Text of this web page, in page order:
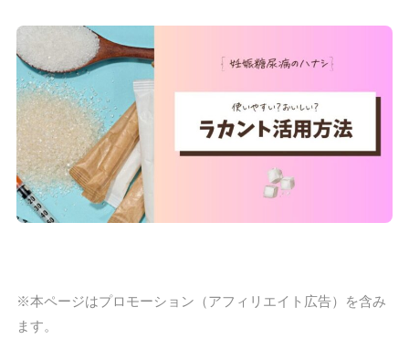
※本ページはプロモーション（アフィリエイト広告）を含み
ます。